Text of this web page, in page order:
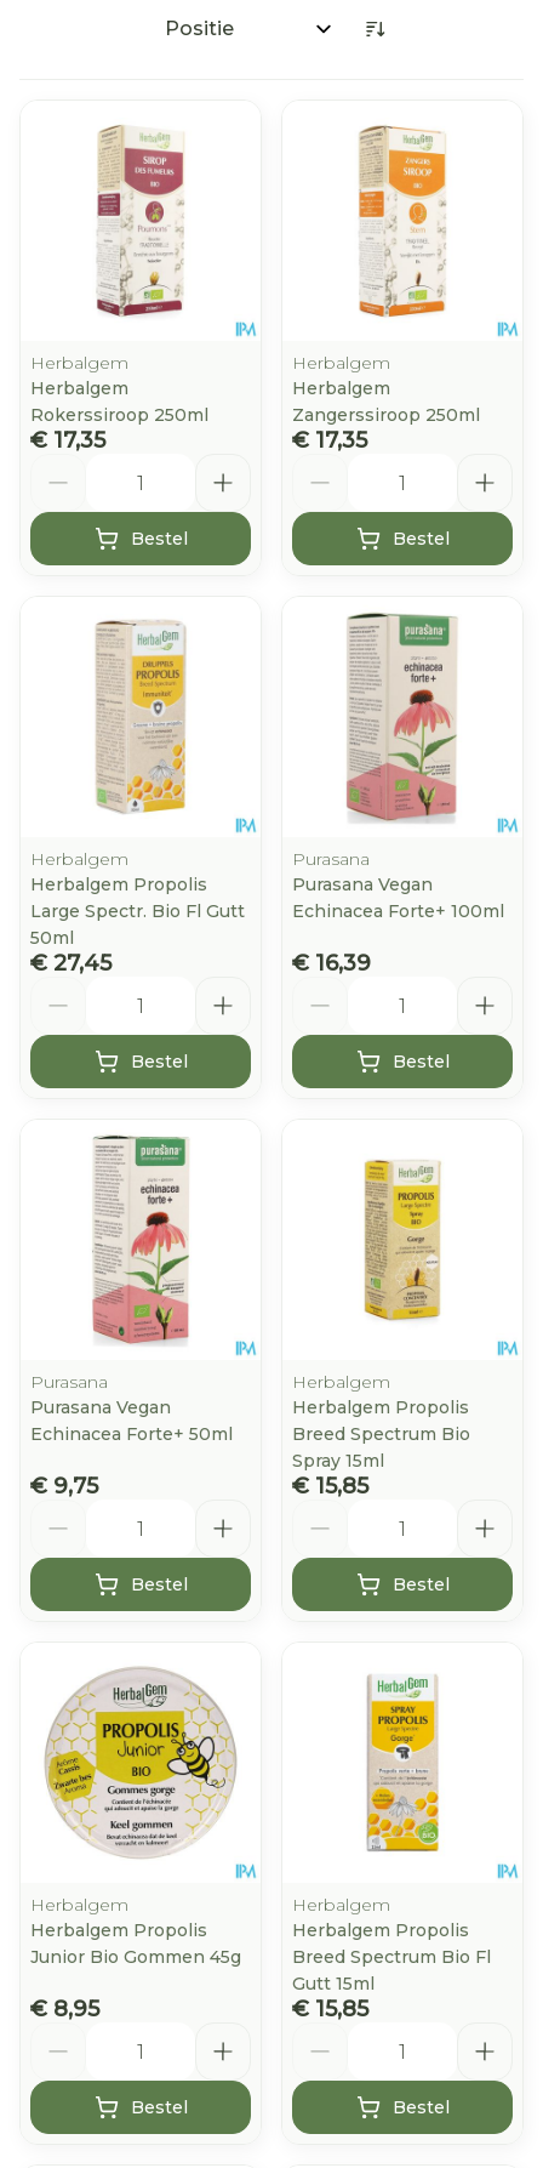
Sorteer op:
Herbalgem
Herbalgem
Rokerssiroop 250ml
€ 17,35
Bestel
Herbalgem
Herbalgem
Zangerssiroop 250ml
€ 17,35
Bestel
Herbalgem
Herbalgem Propolis
Large Spectr. Bio Fl Gutt
50ml
€ 27,45
Bestel
Purasana
Purasana Vegan
Echinacea Forte+ 100ml
€ 16,39
Bestel
Purasana
Purasana Vegan
Echinacea Forte+ 50ml
€ 9,75
Bestel
Herbalgem
Herbalgem Propolis
Breed Spectrum Bio
Spray 15ml
€ 15,85
Bestel
Herbalgem
Herbalgem Propolis
Junior Bio Gommen 45g
€ 8,95
Bestel
Herbalgem
Herbalgem Propolis
Breed Spectrum Bio Fl
Gutt 15ml
€ 15,85
Bestel